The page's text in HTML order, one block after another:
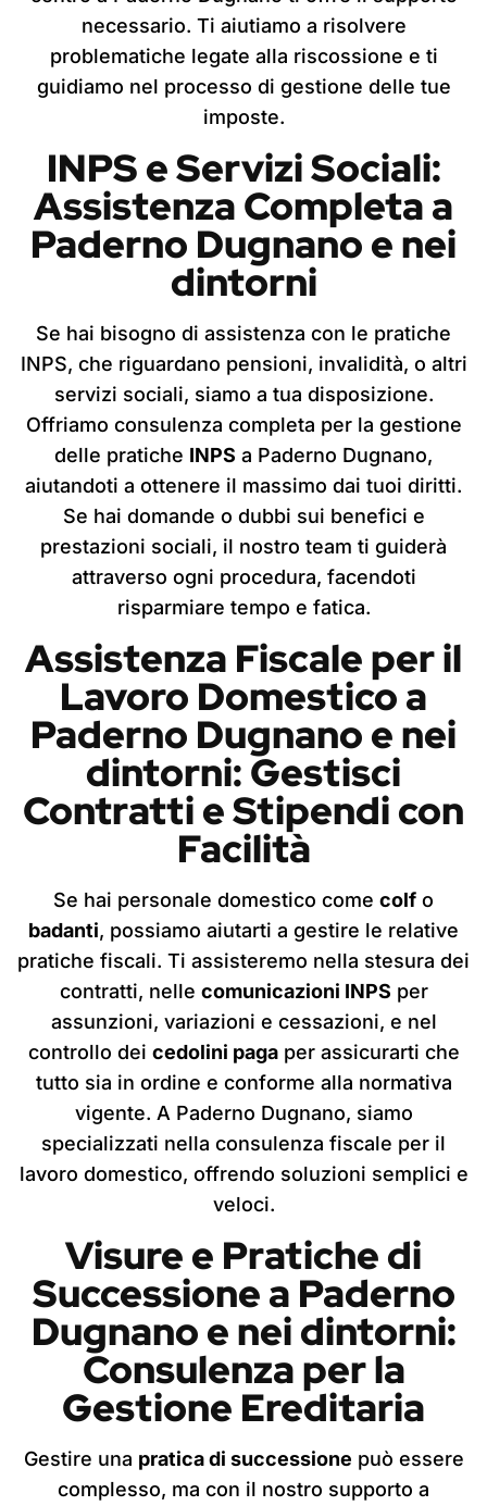
necessario. Ti aiutiamo a risolvere
problematiche legate alla riscossione e ti
guidiamo nel processo di gestione delle tue
imposte.
INPS e Servizi Sociali:
Assistenza Completaa
Paderno Dugnanoe nei
dintorni
Se hai bisogno di assistenza con le pratiche
INPS, che riguardano pensioni, invalidità, o altri
servizi sociali, siamo a tua disposizione.
Offriamo consulenza completa per la gestione
delle pratiche INPS a Paderno Dugnano,
aiutandoti a ottenere il massimo dai tuoi diritti.
Se hai domande o dubbi sui benefici e
prestazioni sociali, il nostro team ti guiderà
attraverso ogni procedura, facendoti
risparmiare tempo e fatica.
Assistenza Fiscale per il
Lavoro Domesticoa
Paderno Dugnanoe nei
dintorni: Gestisci
Contratti e Stipendi con
Facilità
Se hai personale domestico come colf o
badanti, possiamo aiutarti a gestire le relative
pratiche fiscali. Ti assisteremo nella stesura dei
contratti, nelle comunicazioni INPS per
assunzioni, variazioni e cessazioni, e nel
controllo dei cedolini pagaper assicurarti che
tutto sia in ordine e conforme alla normativa
vigente. A Paderno Dugnano, siamo
specializzati nella consulenza fiscale per il
lavoro domestico, offrendo soluzioni semplici e
veloci.
Visure e Pratiche di
Successionea Paderno
Dugnanoe nei dintorni:
Consulenza per la
Gestione Ereditaria
Gestire una pratica di successione può essere
complesso, ma con il nostro supporto a